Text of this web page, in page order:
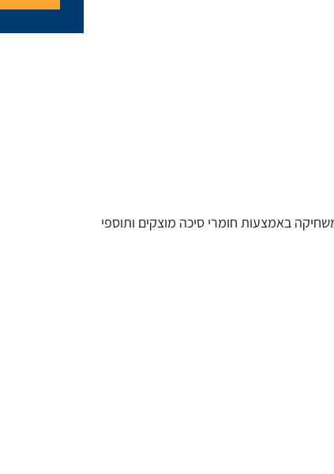
באמצעות חומרי סיכה מוצקים ותוספי